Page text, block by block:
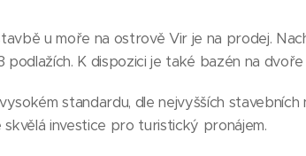
u moře na ostrově Vir je na prodej.
K dispozici je také bazén na dvoře
standardu, dle nejvyšších
investice pro turistický pronájem.